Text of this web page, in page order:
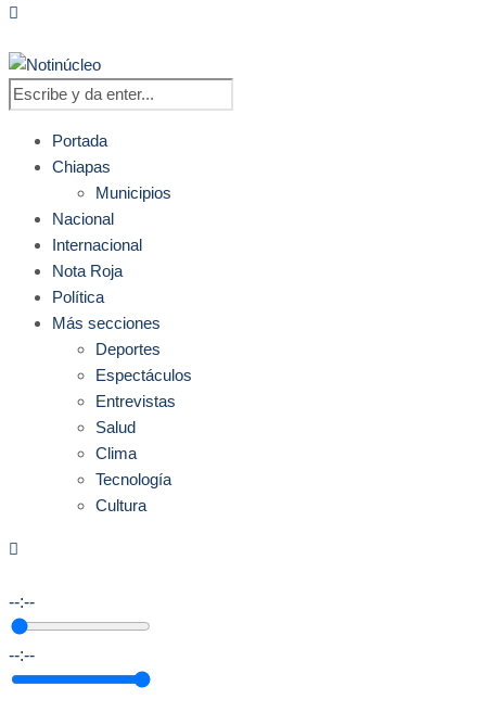
Portada
Chiapas
Municipios
Nacional
Internacional
Nota Roja
Política
Más secciones
Deportes
Espectáculos
Entrevistas
Salud
Clima
Tecnología
Cultura
--:--
--:--